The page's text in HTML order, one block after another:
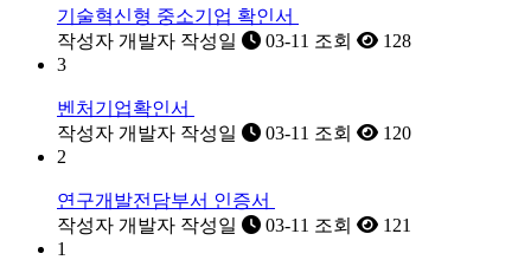
기술혁신형 중소기업 확인서
작성자 개발자 작성일 03-11 조회
128
3
벤처기업확인서
작성자 개발자 작성일 03-11 조회
120
2
연구개발전담부서 인증서
작성자 개발자 작성일 03-11 조회
121
1